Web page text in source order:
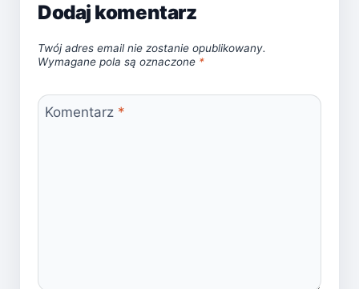
Dodaj komentarz
Twój adres email nie zostanie opublikowany.
Wymagane pola są oznaczone *
Komentarz *